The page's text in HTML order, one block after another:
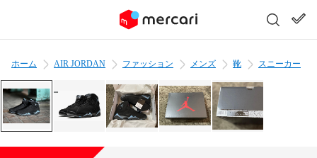
ホーム AIR JORDAN ファッション メンズ 靴 スニーカー